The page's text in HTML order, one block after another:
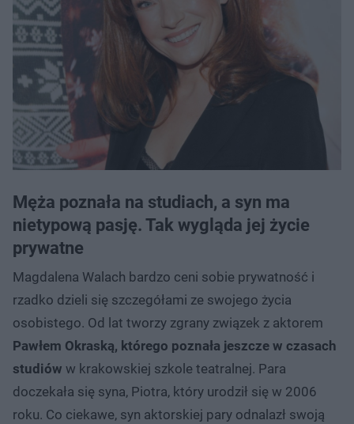
Męża poznała na studiach, a syn ma
nietypową pasję. Tak wygląda jej życie
prywatne
Magdalena Walach bardzo ceni sobie prywatność i
rzadko dzieli się szczegółami ze swojego życia
osobistego. Od lat tworzy zgrany związek z aktorem
Pawłem Okraską, którego poznała jeszcze w czasach
studiów w krakowskiej szkole teatralnej. Para
doczekała się syna, Piotra, który urodził się w 2006
roku. Co ciekawe, syn aktorskiej pary odnalazł swoją